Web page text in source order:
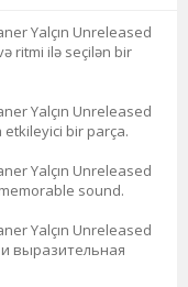
Yalçın Unreleased
ritmi ilə seçilən bir
Yalçın Unreleased
etkileyici bir parça.
Yalçın Unreleased
sound.
Yalçın Unreleased
выразительная